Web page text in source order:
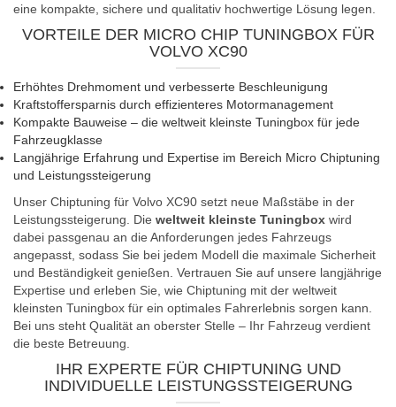
eine kompakte, sichere und qualitativ hochwertige Lösung legen.
VORTEILE DER MICRO CHIP TUNINGBOX FÜR
VOLVO XC90
Erhöhtes Drehmoment und verbesserte Beschleunigung
Kraftstoffersparnis durch effizienteres Motormanagement
Kompakte Bauweise – die weltweit kleinste Tuningbox für jede
Fahrzeugklasse
Langjährige Erfahrung und Expertise im Bereich Micro Chiptuning
und Leistungssteigerung
Unser Chiptuning für Volvo XC90 setzt neue Maßstäbe in der
Leistungssteigerung. Die weltweit kleinste Tuningbox wird
dabei passgenau an die Anforderungen jedes Fahrzeugs
angepasst, sodass Sie bei jedem Modell die maximale Sicherheit
und Beständigkeit genießen. Vertrauen Sie auf unsere langjährige
Expertise und erleben Sie, wie Chiptuning mit der weltweit
kleinsten Tuningbox für ein optimales Fahrerlebnis sorgen kann.
Bei uns steht Qualität an oberster Stelle – Ihr Fahrzeug verdient
die beste Betreuung.
IHR EXPERTE FÜR CHIPTUNING UND
INDIVIDUELLE LEISTUNGSSTEIGERUNG